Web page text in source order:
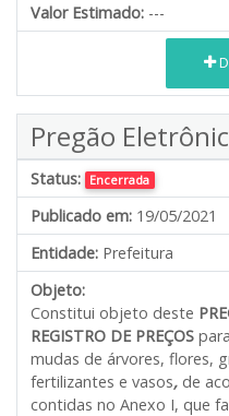
Valor Estimado: ---
Pregão
Status: Encerrada
Publicado em: 19/05/2021
Entidade: Prefeitura
Objeto:
Constitui objeto deste
REGISTRO DE PREÇOS
mudas de árvores, flores,
fertilizantes e vasos, de
contidas no Anexo I, que